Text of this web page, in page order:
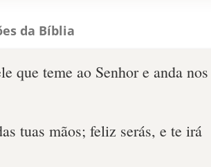
da Bíblia
que teme ao Senhor e anda nos
tuas mãos; feliz serás, e te irá